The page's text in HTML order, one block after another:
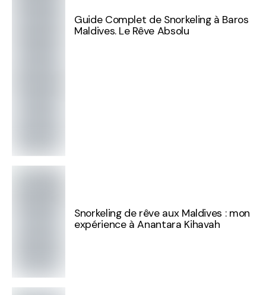
Guide Complet de Snorkeling à Baros
Maldives. Le Rêve Absolu
Snorkeling de rêve aux Maldives : mon
expérience à Anantara Kihavah